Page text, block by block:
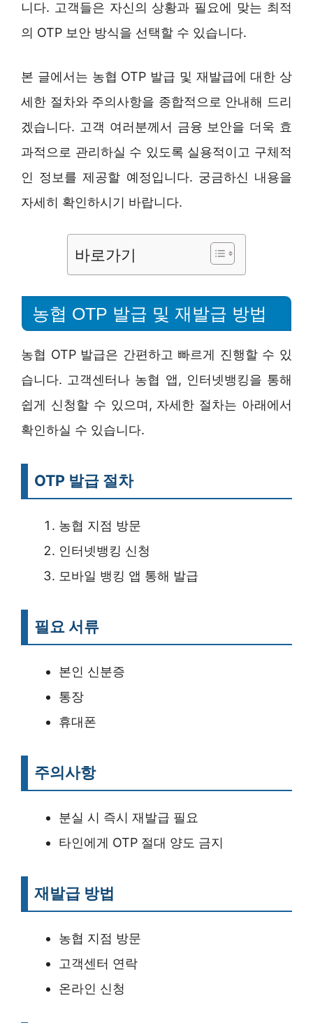
니다. 고객들은 자신의 상황과 필요에 맞는 최적
의 OTP 보안 방식을 선택할 수 있습니다.
본 글에서는 농협 OTP 발급 및 재발급에 대한 상
세한 절차와 주의사항을 종합적으로 안내해 드리
겠습니다. 고객 여러분께서 금융 보안을 더욱 효
과적으로 관리하실 수 있도록 실용적이고 구체적
인 정보를 제공할 예정입니다. 궁금하신 내용을
자세히 확인하시기 바랍니다.
바로가기
농협 OTP 발급 및 재발급 방법
농협 OTP 발급은 간편하고 빠르게 진행할 수 있
습니다. 고객센터나 농협 앱, 인터넷뱅킹을 통해
쉽게 신청할 수 있으며, 자세한 절차는 아래에서
확인하실 수 있습니다.
OTP 발급 절차
농협 지점 방문
인터넷뱅킹 신청
모바일 뱅킹 앱 통해 발급
필요 서류
본인 신분증
통장
휴대폰
주의사항
분실 시 즉시 재발급 필요
타인에게 OTP 절대 양도 금지
재발급 방법
농협 지점 방문
고객센터 연락
온라인 신청